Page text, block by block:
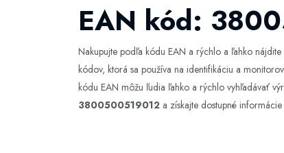
EAN kód:
Nakupujte podľa kódu EAN a rýchlo a ľahko
kódov, ktorá sa používa na identifikáciu a
kódu EAN môžu ľudia ľahko a rýchlo vyhľadávať
3800500519012 a získajte dostupné